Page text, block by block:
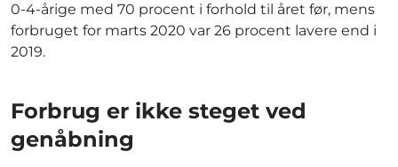
0-4-årige med 70 procent i forhold til året før, mens
forbruget for marts 2020 var 26 procent lavere end i
2019.
Forbrug er ikke steget ved
genåbning